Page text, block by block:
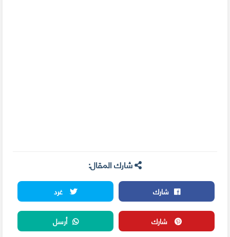
شارك المقال:
شارك
غرد
شارك
أرسل